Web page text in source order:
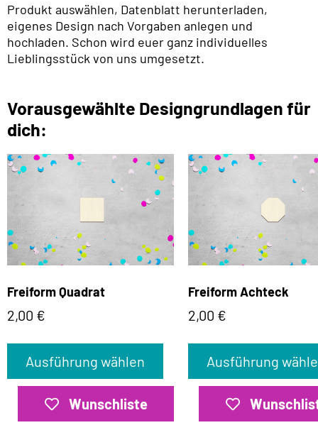
Produkt auswählen, Datenblatt herunterladen,
eigenes Design nach Vorgaben anlegen und
hochladen. Schon wird euer ganz individuelles
Lieblingsstück von uns umgesetzt.
Vorausgewählte Designgrundlagen für
dich:
Freiform Quadrat
2,00 €
Ausführung wählen
Wunschliste
Freiform Achteck
2,00 €
Ausführung